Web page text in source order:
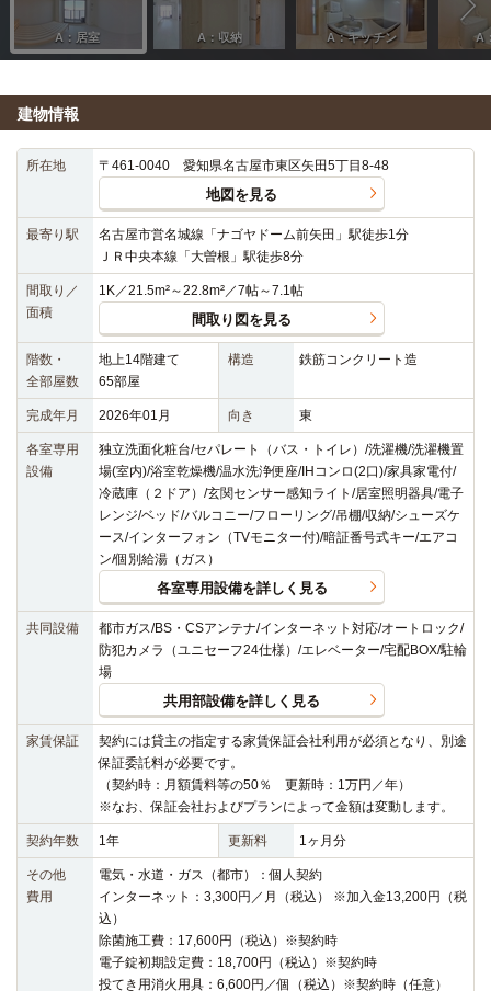
建物情報
所在地 〒461-0040 愛知県名古屋市東区矢田5丁目8-48
地図を見る
最寄り駅
名古屋市営名城線「ナゴヤドーム前矢田」駅徒歩1分
ＪＲ中央本線「大曽根」駅徒歩8分
間取り／
面積
1K／21.5m²～22.8m²／7帖～7.1帖
間取り図を見る
階数・
全部屋数
地上14階建て
65部屋
構造 鉄筋コンクリート造
完成年月 2026年01月 向き 東
各室専用
設備
独立洗面化粧台/セパレート（バス・トイレ）/洗濯機/洗濯機置
場(室内)/浴室乾燥機/温水洗浄便座/IHコンロ(2口)/家具家電付/
冷蔵庫（２ドア）/玄関センサー感知ライト/居室照明器具/電子
レンジ/ベッド/バルコニー/フローリング/吊棚/収納/シューズケ
ース/インターフォン（TVモニター付)/暗証番号式キー/エアコ
ン/個別給湯（ガス）
各室専用設備を詳しく見る
共同設備
都市ガス/BS・CSアンテナ/インターネット対応/オートロック/
防犯カメラ（ユニセーフ24仕様）/エレベーター/宅配BOX/駐輪
場
共用部設備を詳しく見る
家賃保証
契約には貸主の指定する家賃保証会社利用が必須となり、別途
保証委託料が必要です。
（契約時：月額賃料等の50％ 更新時：1万円／年）
※なお、保証会社およびプランによって金額は変動します。
契約年数 1年 更新料 1ヶ月分
その他
費用
電気・水道・ガス（都市）：個人契約
インターネット：3,300円／月（税込） ※加入金13,200円（税
込）
除菌施工費：17,600円（税込）※契約時
電子錠初期設定費：18,700円（税込）※契約時
投てき用消火用具：6,600円／個（税込）※契約時（任意）